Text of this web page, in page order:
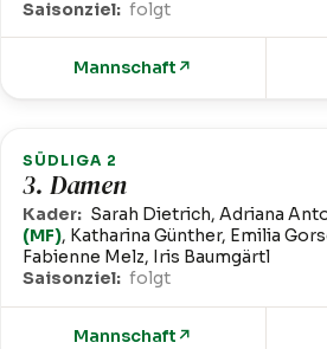
Saisonziel: folgt
Mannschaft ↗
SÜDLIGA 2
3. Damen
Kader: Sarah Dietrich, Adriana
(MF), Katharina Günther, Emilia
Fabienne Melz, Iris Baumgärtl
Saisonziel: folgt
Mannschaft ↗